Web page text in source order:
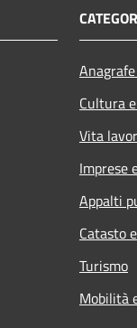
Cultura
Vita
Imprese
Appalti
Catasto
Turismo
Mobilità